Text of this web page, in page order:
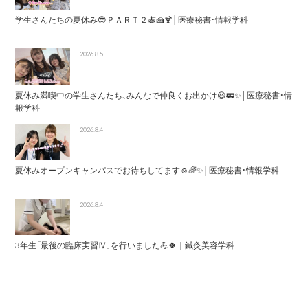
学生さんたちの夏休み😎ＰＡＲＴ２🍝🍰🍹│医療秘書・情報学科
2026.8.5
夏休み満喫中の学生さんたち、みんなで仲良くお出かけ😆🚃✨│医療秘書・情
報学科
2026.8.4
夏休みオープンキャンパスでお待ちしてます☺️🌈✨│医療秘書・情報学科
2026.8.4
3年生「最後の臨床実習Ⅳ」を行いました💪🍀｜鍼灸美容学科